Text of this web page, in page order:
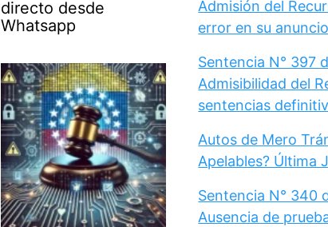
directo desde
Whatsapp
Admisión del
error en su anuncio
Sentencia N° 397
Admisibilidad del
sentencias
Autos de Mero
Apelables? Última
Sentencia N° 340
Ausencia de